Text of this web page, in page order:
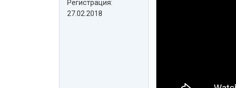
Регистрация:
27.02.2018